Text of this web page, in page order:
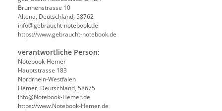
Brunnenstrasse 10
Altena, Deutschland, 58762
info@gebraucht-notebook.de
https://www.gebraucht-notebook.de
verantwortliche Person:
Notebook-Hemer
Hauptstrasse 183
Nordrhein-Westfalen
Hemer, Deutschland, 58675
info@Notebook-Hemer.de
https://www.Notebook-Hemer.de